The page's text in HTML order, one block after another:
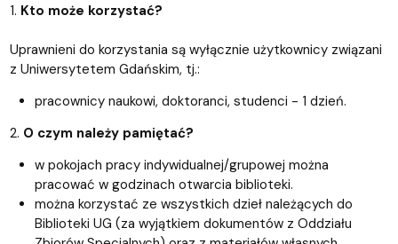
1. Kto może korzystać?
Uprawnieni do korzystania są wyłącznie użytkownicy związani
z Uniwersytetem Gdańskim, tj.:
pracownicy naukowi, doktoranci, studenci - 1 dzień.
2. O czym należy pamiętać?
w pokojach pracy indywidualnej/grupowej można
pracować w godzinach otwarcia biblioteki.
można korzystać ze wszystkich dzieł należących do
Biblioteki UG (za wyjątkiem dokumentów z Oddziału